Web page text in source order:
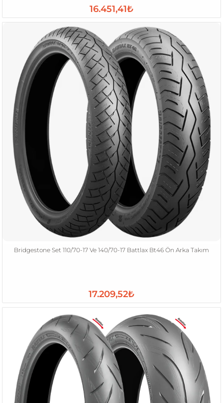
16.451,41₺
Bridgestone Set 110/70-17 Ve 140/70-17 Battlax Bt46 Ön Arka Takım
17.209,52₺